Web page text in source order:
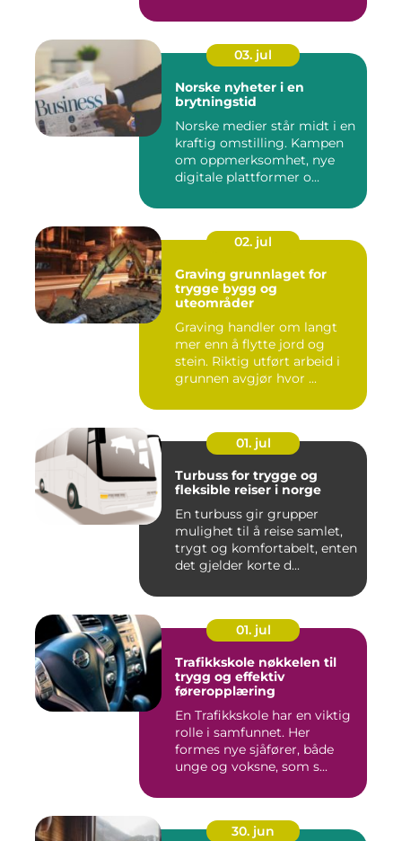
03. jul
Norske nyheter i en
brytningstid
Norske medier står midt i en
kraftig omstilling. Kampen
om oppmerksomhet, nye
digitale plattformer o...
02. jul
Graving grunnlaget for
trygge bygg og
uteområder
Graving handler om langt
mer enn å flytte jord og
stein. Riktig utført arbeid i
grunnen avgjør hvor ...
01. jul
Turbuss for trygge og
fleksible reiser i norge
En turbuss gir grupper
mulighet til å reise samlet,
trygt og komfortabelt, enten
det gjelder korte d...
01. jul
Trafikkskole nøkkelen til
trygg og effektiv
føreropplæring
En Trafikkskole har en viktig
rolle i samfunnet. Her
formes nye sjåfører, både
unge og voksne, som s...
30. jun